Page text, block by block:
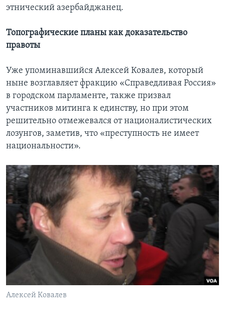
этнический азербайджанец.
Топографические планы как доказательство
правоты
Уже упоминавшийся Алексей Ковалев, который
ныне возглавляет фракцию «Справедливая Россия»
в городском парламенте, также призвал
участников митинга к единству, но при этом
решительно отмежевался от националистических
лозунгов, заметив, что «преступность не имеет
национальности».
Алексей Ковалев